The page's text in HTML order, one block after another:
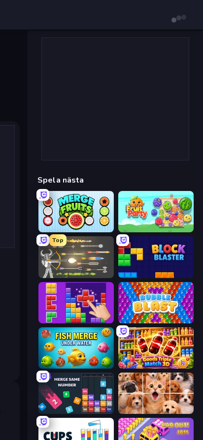
Spela nästa
Merge Fruits Fruit Party
Top
Ragdoll Archers Block Blaster
BlockBuster Puzzle Bubble Blast
Fish Merge - Under Water Goods Triple Match 3D
Drop & Merge the Numbers Jigpic Solitaire